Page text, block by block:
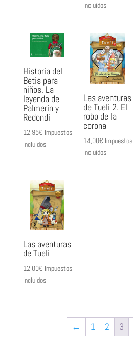
incluidos
Historia del
Betis para
niños. La
leyenda de
Palmerín y
Redondi
12,95€ Impuestos
incluidos
Las aventuras
de Tueli 2. El
robo de la
corona
14,00€ Impuestos
incluidos
Las aventuras
de Tueli
12,00€ Impuestos
incluidos
← 1 2 3